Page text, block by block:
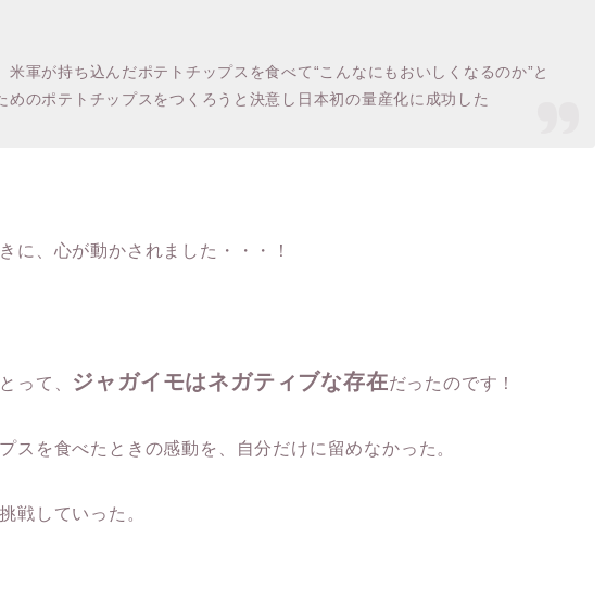
米軍が持ち込んだポテトチップスを食べて“こんなにもおいしくなるのか”と
めのポテトチップスをつくろうと決意し日本初の量産化に成功した
に、心が動かされました・・・！
って、 ジャガイモはネガティブな存在だったのです！
スを食べたときの感動を、自分だけに留めなかった。
戦していった。